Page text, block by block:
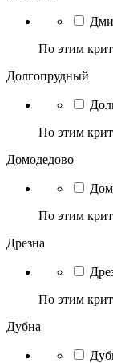
По этим
Долгопрудный
По этим
Домодедово
По этим
Дрезна
По этим
Дубна